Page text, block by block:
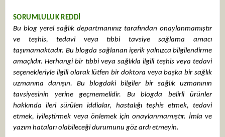
SORUMLULUK REDDİ
Bu blog yerel sağlık departmanınız tarafından onaylanmamıştır
ve teşhis, tedavi veya tıbbi tavsiye sağlama amacı
taşımamaktadır. Bu blogda sağlanan içerik yalnızca bilgilendirme
amaçlıdır. Herhangi bir tıbbi veya sağlıkla ilgili teşhis veya tedavi
seçenekleriyle ilgili olarak lütfen bir doktora veya başka bir sağlık
uzmanına danışın. Bu blogdaki bilgiler bir sağlık uzmanının
tavsiyesinin yerine geçmemelidir. Bu blogda belirli ürünler
hakkında ileri sürülen iddialar, hastalığı teşhis etmek, tedavi
etmek, iyileştirmek veya önlemek için onaylanmamıştır. İmla ve
yazım hataları olabileceği durumunu göz ardı etmeyin.